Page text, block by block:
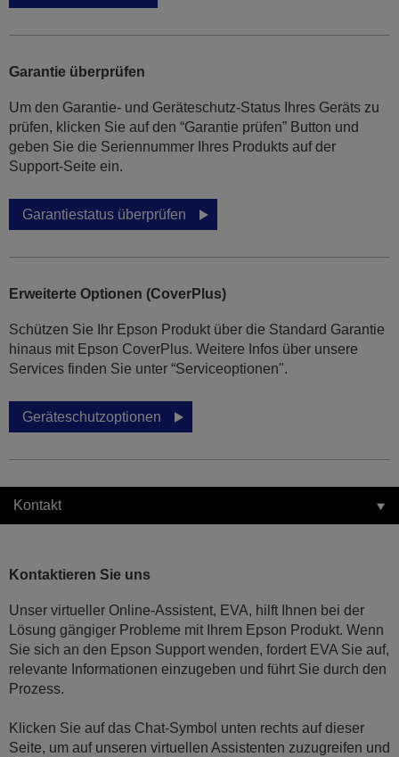
Garantie überprüfen
Um den Garantie- und Geräteschutz-Status Ihres Geräts zu
prüfen, klicken Sie auf den “Garantie prüfen” Button und
geben Sie die Seriennummer Ihres Produkts auf der
Support-Seite ein.
Garantiestatus überprüfen
Erweiterte Optionen (CoverPlus)
Schützen Sie Ihr Epson Produkt über die Standard Garantie
hinaus mit Epson CoverPlus. Weitere Infos über unsere
Services finden Sie unter “Serviceoptionen".
Geräteschutzoptionen
Kontakt
Kontaktieren Sie uns
Unser virtueller Online-Assistent, EVA, hilft Ihnen bei der
Lösung gängiger Probleme mit Ihrem Epson Produkt. Wenn
Sie sich an den Epson Support wenden, fordert EVA Sie auf,
relevante Informationen einzugeben und führt Sie durch den
Prozess.
Klicken Sie auf das Chat-Symbol unten rechts auf dieser
Seite, um auf unseren virtuellen Assistenten zuzugreifen und